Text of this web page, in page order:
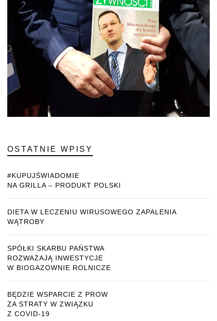
OSTATNIE WPISY
#KUPUJŚWIADOMIE
NA GRILLA – PRODUKT POLSKI
DIETA W LECZENIU WIRUSOWEGO ZAPALENIA
WĄTROBY
SPÓŁKI SKARBU PAŃSTWA
ROZWAŻAJĄ INWESTYCJE
W BIOGAZOWNIE ROLNICZE
BĘDZIE WSPARCIE Z PROW
ZA STRATY W ZWIĄZKU
Z COVID-19